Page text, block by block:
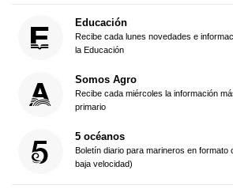
Educación
Recibe cada lunes novedades e
la Educación
Somos Agro
Recibe cada miércoles la información
primario
5 océanos
Boletín diario para marineros en formato
baja velocidad)